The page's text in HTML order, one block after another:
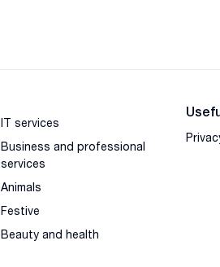
IT services
Business and professional
services
Animals
Festive
Beauty and health